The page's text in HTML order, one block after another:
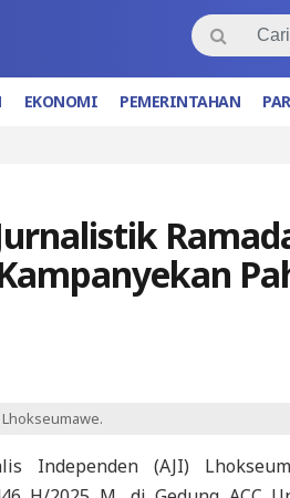
EKONOMI PEMERINTAHAN
Lhokseumawe.
Independen (AJI)